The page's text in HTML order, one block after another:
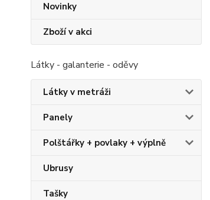
Novinky
Zboží v akci
Látky - galanterie - oděvy
Látky v metráži
Panely
Polštářky + povlaky + výplně
Ubrusy
Tašky